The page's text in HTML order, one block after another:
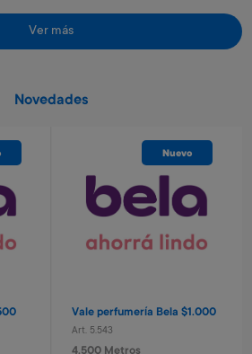
Casco con luz rosa
Art. 2.266
7.100 Metros
Ver más
Novedades
Nuevo
Vale perfumería Bela $1.000
Art. 5.543